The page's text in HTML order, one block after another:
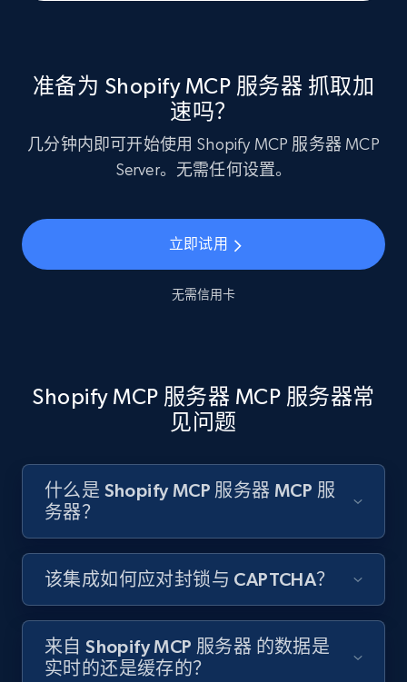
准备为 Shopify MCP 服务器 抓取加
速吗？
几分钟内即可开始使用 Shopify MCP 服务器 MCP
Server。无需任何设置。
立即试用
无需信用卡
Shopify MCP 服务器 MCP 服务器常
见问题
什么是 Shopify MCP 服务器 MCP 服
务器？
该集成如何应对封锁与 CAPTCHA？
来自 Shopify MCP 服务器 的数据是
实时的还是缓存的？